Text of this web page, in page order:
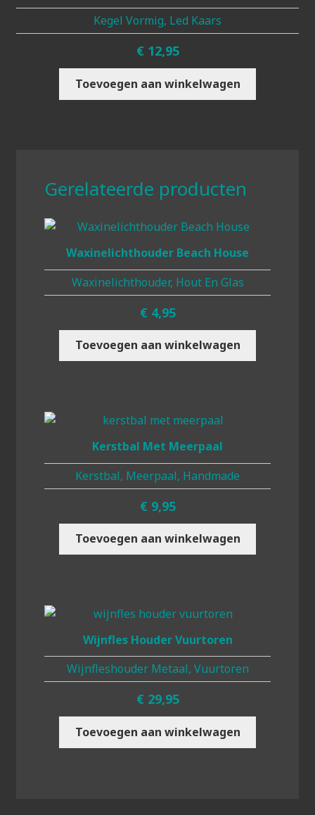
Kegel Vormig, Led Kaars
€ 12,95
Toevoegen aan winkelwagen
Gerelateerde producten
Waxinelichthouder Beach House
Waxinelichthouder, Hout En Glas
€ 4,95
Toevoegen aan winkelwagen
Kerstbal Met Meerpaal
Kerstbal, Meerpaal, Handmade
€ 9,95
Toevoegen aan winkelwagen
Wijnfles Houder Vuurtoren
Wijnfleshouder Metaal, Vuurtoren
€ 29,95
Toevoegen aan winkelwagen